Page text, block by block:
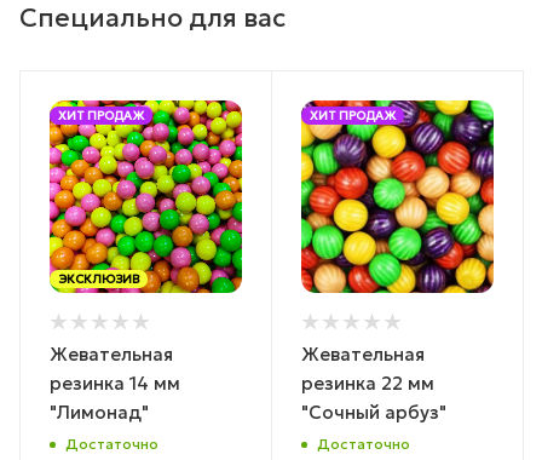
Специально для вас
ХИТ ПРОДАЖ
ЭКСКЛЮЗИВ
Жевательная
резинка 14 мм
"Лимонад"
Достаточно
ХИТ ПРОДАЖ
Жевательная
резинка 22 мм
"Сочный арбуз"
Достаточно